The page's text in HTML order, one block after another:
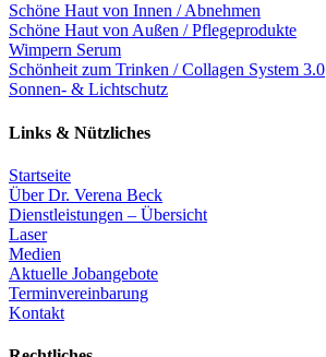
Schöne Haut von Innen / Abnehmen
Schöne Haut von Außen / Pflegeprodukte
Wimpern Serum
Schönheit zum Trinken / Collagen System 3.0
Sonnen- & Lichtschutz
Links & Nützliches
Startseite
Über Dr. Verena Beck
Dienstleistungen – Übersicht
Laser
Medien
Aktuelle Jobangebote
Terminvereinbarung
Kontakt